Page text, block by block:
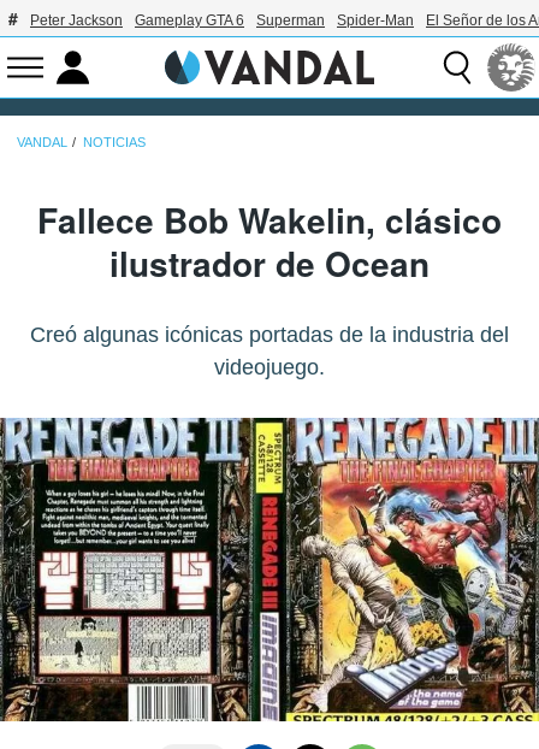
Peter Jackson Gameplay GTA 6 Superman Spider-Man El Señor de los
VANDAL NOTICIAS
Fallece Bob Wakelin, clásico
ilustrador de Ocean
Creó algunas icónicas portadas de la industria del
videojuego.